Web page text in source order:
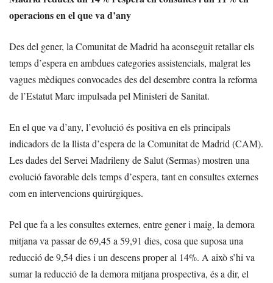
operacions en el que va d’any
Des del gener, la Comunitat de Madrid ha aconseguit retallar els
temps d’espera en ambdues categories assistencials, malgrat les
vagues mèdiques convocades des del desembre contra la reforma
de l’Estatut Marc impulsada pel Ministeri de Sanitat.
En el que va d’any, l’evolució és positiva en els principals
indicadors de la llista d’espera de la Comunitat de Madrid (CAM).
Les dades del Servei Madrileny de Salut (Sermas) mostren una
evolució favorable dels temps d’espera, tant en consultes externes
com en intervencions quirúrgiques.
Pel que fa a les consultes externes, entre gener i maig, la demora
mitjana va passar de 69,45 a 59,91 dies, cosa que suposa una
reducció de 9,54 dies i un descens proper al 14%. A això s’hi va
sumar la reducció de la demora mitjana prospectiva, és a dir, el